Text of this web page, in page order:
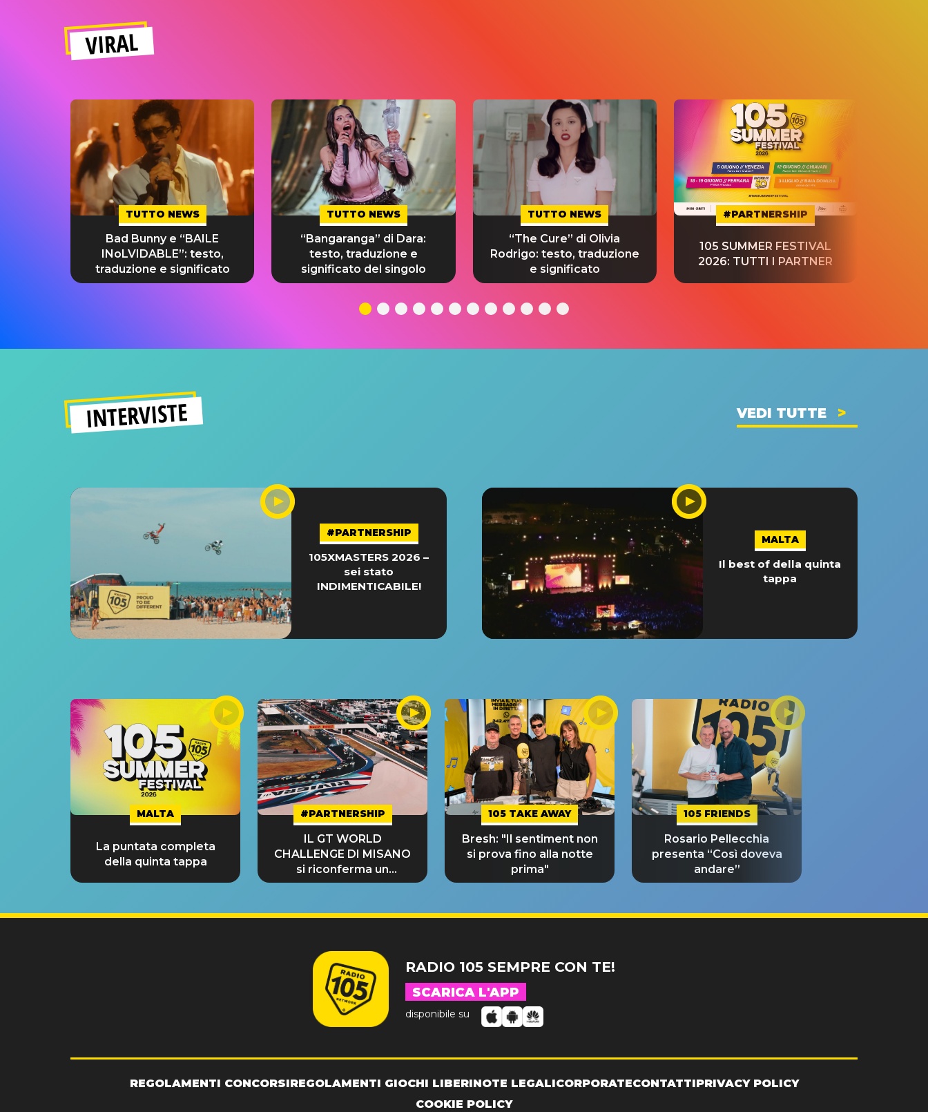
VIRAL
TUTTO NEWS
Bad Bunny e “BAILE
INoLVIDABLE”: testo,
traduzione e significato
TUTTO NEWS
“Bangaranga” di Dara:
testo, traduzione e
significato del singolo
TUTTO NEWS
“The Cure” di Olivia
Rodrigo: testo, traduzione
e significato
#PARTNERSHIP
105 SUMMER FESTIVAL
2026: TUTTI I PARTNER
INTERVISTE VEDI TUTTE
#PARTNERSHIP
105XMASTERS 2026 –
sei stato
INDIMENTICABILE!
MALTA
Il best of della quinta
tappa
MALTA
La puntata completa
della quinta tappa
#PARTNERSHIP
IL GT WORLD
CHALLENGE DI MISANO
si riconferma un
GRANDE SUCCESSO!
105 TAKE AWAY
Bresh: "Il sentiment non
si prova fino alla notte
prima"
105 FRIENDS
Rosario Pellecchia
presenta “Così doveva
andare”
RADIO 105 SEMPRE CON TE!
SCARICA L'APP
disponibile su
REGOLAMENTI CONCORSIREGOLAMENTI GIOCHI LIBERINOTE LEGALICORPORATECONTATTIPRIVACY POLICY
COOKIE POLICY